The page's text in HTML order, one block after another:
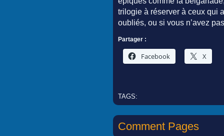
trilogie à réserver à ceux qui
oubliés, ou si vous n’avez
Partager :
Facebook X
TAGS:
Comment Pages